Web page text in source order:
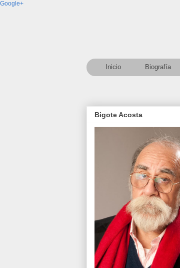
Google+
Inicio Biografía
Bigote Acosta